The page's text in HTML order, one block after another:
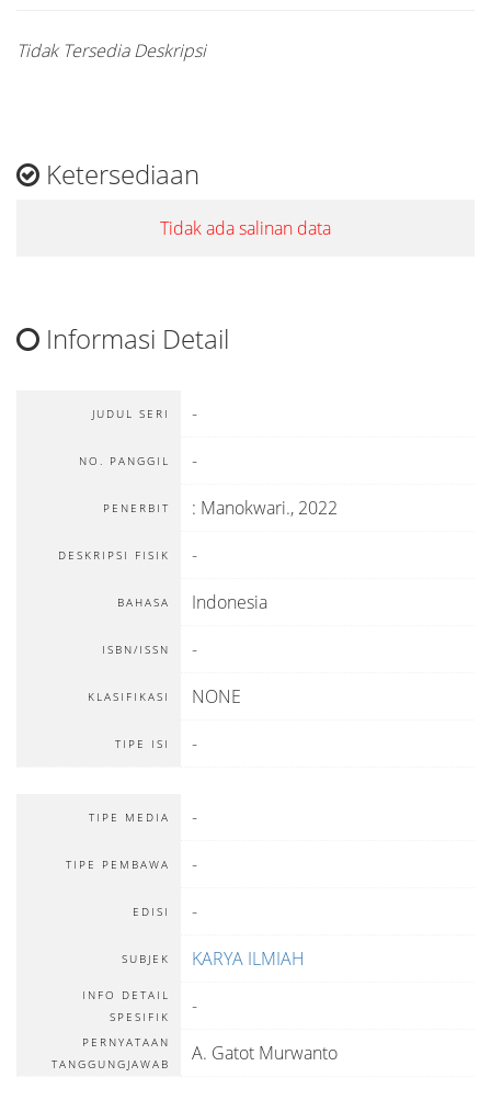
Tidak Tersedia Deskripsi
Ketersediaan
Tidak ada salinan data
Informasi Detail
JUDUL SERI -
NO. PANGGIL -
PENERBIT : Manokwari., 2022
DESKRIPSI FISIK -
BAHASA Indonesia
ISBN/ISSN -
KLASIFIKASI NONE
TIPE ISI -
TIPE MEDIA -
TIPE PEMBAWA -
EDISI -
SUBJEK KARYA ILMIAH
INFO DETAIL
SPESIFIK
-
PERNYATAAN
TANGGUNGJAWAB
A. Gatot Murwanto